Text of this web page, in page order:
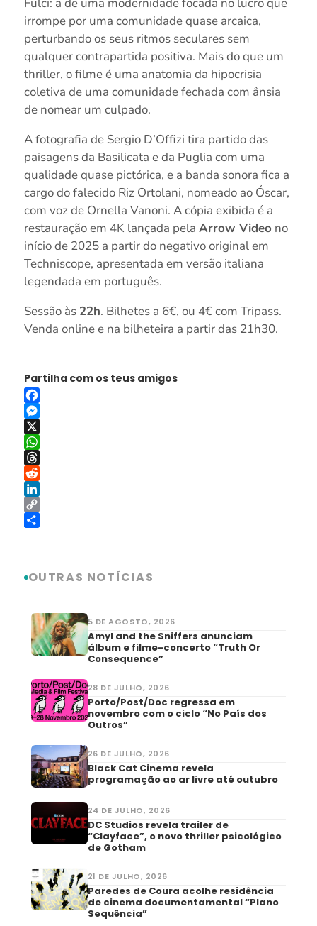
Fulci: a de uma modernidade focada no lucro que
irrompe por uma comunidade quase arcaica,
perturbando os seus ritmos seculares sem
qualquer contrapartida positiva. Mais do que um
thriller, o filme é uma anatomia da hipocrisia
coletiva de uma comunidade fechada com ânsia
de nomear um culpado.
A fotografia de Sergio D’Offizi tira partido das
paisagens da Basilicata e da Puglia com uma
qualidade quase pictórica, e a banda sonora fica a
cargo do falecido Riz Ortolani, nomeado ao Óscar,
com voz de Ornella Vanoni. A cópia exibida é a
restauração em 4K lançada pela Arrow Video no
início de 2025 a partir do negativo original em
Techniscope, apresentada em versão italiana
legendada em português.
Sessão às 22h. Bilhetes a 6€, ou 4€ com Tripass.
Venda online e na bilheteira a partir das 21h30.
Partilha com os teus amigos
Facebook
Messenger
X
WhatsApp
Threads
Reddit
LinkedIn
Copy
OUTRAS NOTÍCIAS
5 DE AGOSTO, 2026
Amyl and the Sniffers anunciam
álbum e filme-concerto “Truth Or
Consequence”
28 DE JULHO, 2026
Porto/Post/Doc regressa em
novembro com o ciclo “No País dos
Outros”
26 DE JULHO, 2026
Black Cat Cinema revela
programação ao ar livre até outubro
24 DE JULHO, 2026
DC Studios revela trailer de
“Clayface”, o novo thriller psicológico
de Gotham
21 DE JULHO, 2026
Paredes de Coura acolhe residência
de cinema documentamental “Plano
Sequência”